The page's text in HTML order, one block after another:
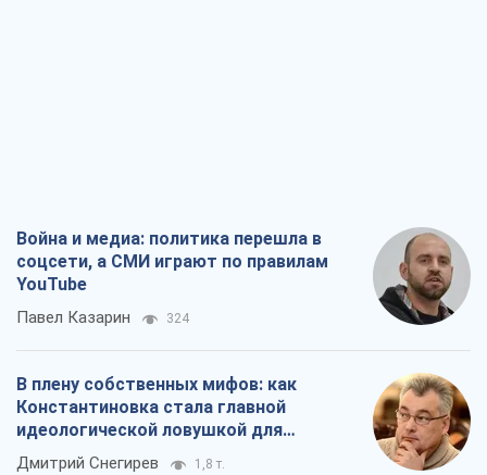
Война и медиа: политика перешла в
соцсети, а СМИ играют по правилам
YouTube
Павел Казарин 324
В плену собственных мифов: как
Константиновка стала главной
идеологической ловушкой для
российских оккупантов
Дмитрий Снегирев 1,8 т.